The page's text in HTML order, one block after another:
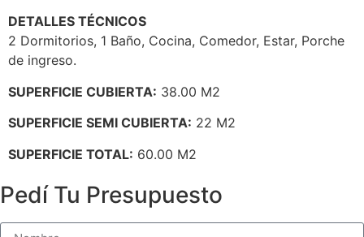
DETALLES TÉCNICOS
2 Dormitorios, 1 Baño, Cocina, Comedor, Estar, Porche
de ingreso.
SUPERFICIE CUBIERTA: 38.00 M2
SUPERFICIE SEMI CUBIERTA: 22 M2
SUPERFICIE TOTAL: 60.00 M2
Pedí Tu Presupuesto